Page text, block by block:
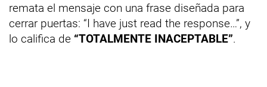
remata el mensaje con una frase diseñada para
cerrar puertas: “I have just read the response…”, y
lo califica de “TOTALMENTE INACEPTABLE”.